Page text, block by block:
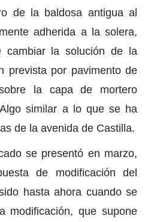
de la baldosa antigua al
adherida a la solera,
cambiar la solución de la
prevista por pavimento de
la capa de mortero
similar a lo que se ha
de la avenida de Castilla.
se presentó en marzo,
de modificación del
hasta ahora cuando se
modificación, que supone